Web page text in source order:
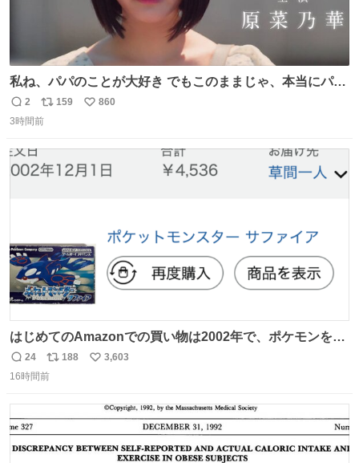
私ね、パパのことが大好き でもこのままじゃ、本当にパパ
を嫌いになっちゃう だから・・・ ドラマ #もうパパ ！😠
本編映像初公開📺 親子の愛ゆえのすれ違いを描くティザー
tver.jp/series/sr504n7… #日10 #ABCテレビ #新ドラマ
10/4（日）スタート🎬
返
信
2
リ
ポ
数
159
い
860
3時間前
はじめてのAmazonでの買い物は2002年で、ポケモンを買
ったようだ 24年前かぁ。
返
信
24
リ
ポ
数
188
い
3,603
16時間前